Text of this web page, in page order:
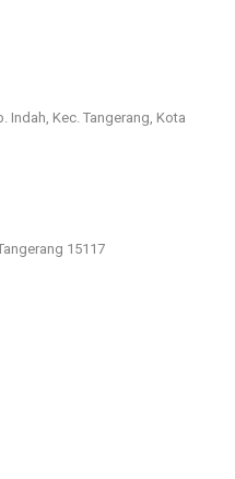
Indah, Kec. Tangerang, Kota
15117